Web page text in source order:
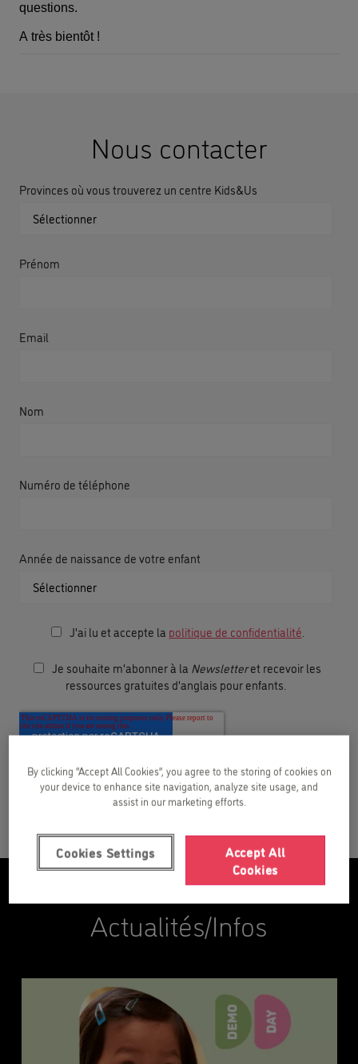
questions.
A très bientôt !
Nous contacter
Provinces où vous trouverez un centre Kids&Us
Prénom
Email
Nom
Numéro de téléphone
Année de naissance de votre enfant
J'ai lu et accepte la politique de confidentialité
Je souhaite m'abonner à la Newsletteret recevoir les
ressources gratuites d'anglais pour enfants.
Actualités/Infos
By clicking “Accept All Cookies”, you agree to the storing of cookies on
your device to enhance site navigation, analyze site usage, and
assist in our marketing efforts.
Accept All
Cookies
Cookies Settings